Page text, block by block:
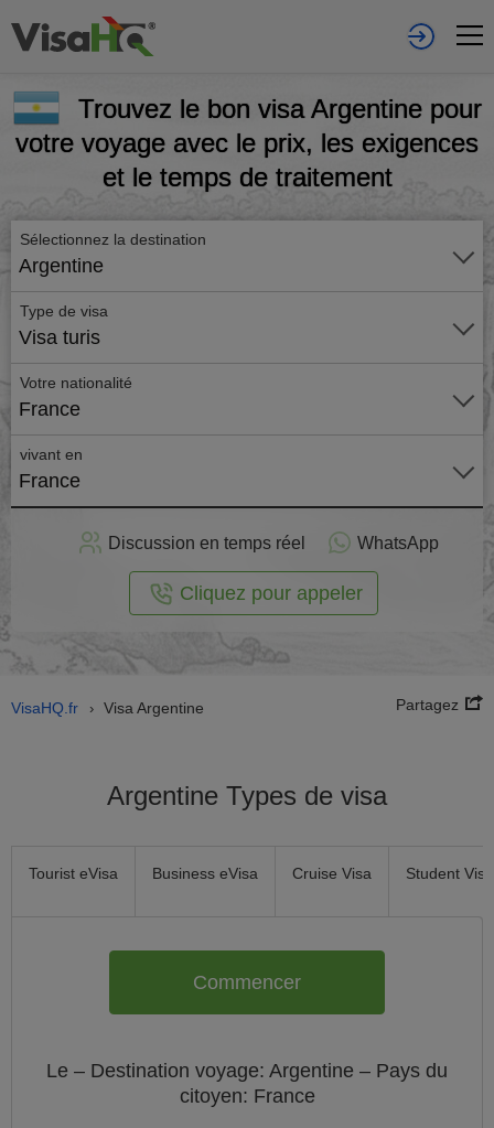
Trouvez le bon visa Argentine pour
votre voyage avec le prix, les exigences
et le temps de traitement
Sélectionnez la destination
Argentine
Type de visa
Visa turis
Votre nationalité
France
vivant en
France
Discussion en temps réel WhatsApp
Cliquez pour appeler
VisaHQ.fr › Visa Argentine Partagez
Argentine Types de visa
Tourist eVisa Business eVisa Cruise Visa Student Visa
Commencer
Le – Destination voyage: Argentine – Pays du
citoyen: France